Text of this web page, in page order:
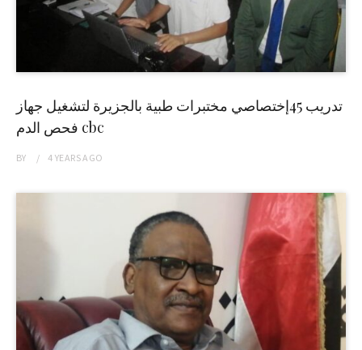
تدريب 45إختصاصي مختبرات طبية بالجزيرة لتشغيل جهاز
فحص الدم cbc
BY 4 YEARSAGO